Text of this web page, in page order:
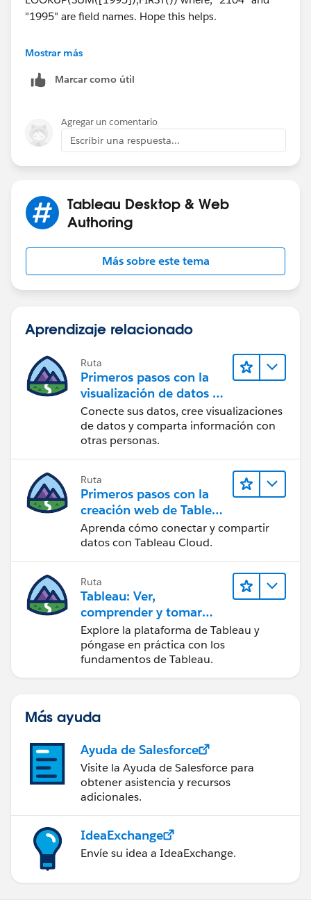
"1995" are field names. Hope this helps.
Regards,
Vineeth
Mostrar más
Marcar como útil
Agregar un comentario
Escribir una respuesta...
Tableau Desktop & Web
Authoring
Más sobre este tema
Aprendizaje relacionado
Ruta
Primeros pasos con la
visualización de datos en
Tableau Desktop
Conecte sus datos, cree visualizaciones
de datos y comparta información con
otras personas.
Ruta
Primeros pasos con la
creación web de Tableau
Cloud
Aprenda cómo conectar y compartir
datos con Tableau Cloud.
Ruta
Tableau: Ver,
comprender y tomar
medidas a partir de los
datos
Explore la plataforma de Tableau y
póngase en práctica con los
fundamentos de Tableau.
Más ayuda
Ayuda de Salesforce
Visite la Ayuda de Salesforce para
obtener asistencia y recursos
adicionales.
IdeaExchange
Envíe su idea a IdeaExchange.